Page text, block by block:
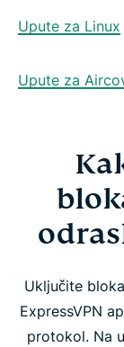
Upute za Linux
Upute za
Uključite
ExpressVPN
protokol. Na